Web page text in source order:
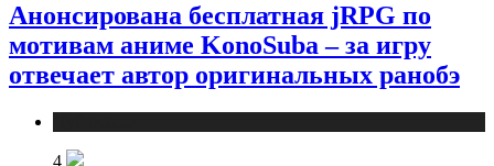
Анонсирована бесплатная jRPG по
мотивам аниме KonoSuba – за игру
отвечает автор оригинальных ранобэ
4